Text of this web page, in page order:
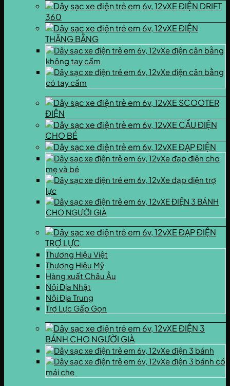
XE ĐIỆN DRIFT
360
XE ĐIỆN
THĂNG BẰNG
Xe điện cân bằng
không tay cầm
Xe điện cân bằng
có tay cầm
XE SCOOTER
ĐIỆN
XE CẨU ĐIỆN
CHO BÉ
XE ĐẠP ĐIỆN
Xe đạp điện cho
mẹ và bé
Xe đạp điện trợ
lực
XE ĐIỆN 3 BÁNH
CHO NGƯỜI GIÀ
XE ĐẠP ĐIỆN
TRỢ LỰC
Thương Hiệu Việt
Thương Hiệu Mỹ
Hàng xuất Châu Âu
Nội Địa Nhật
Nội Địa Trung
Trợ Lực Gấp Gọn
XE ĐIỆN 3
BÁNH CHO NGƯỜI GIÀ
Xe điện 3 bánh
Xe điện 3 bánh có
mái che